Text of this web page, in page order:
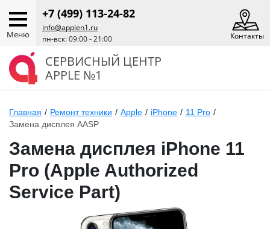
Меню
+7 (499) 113-24-82
info@applen1.ru
пн-вск: 09:00 - 21:00
Контакты
СЕРВИСНЫЙ ЦЕНТР
APPLE №1
Главная / Ремонт техники / Apple / iPhone / 11 Pro /
Замена дисплея AASP
Замена дисплея iPhone 11
Pro (Apple Authorized
Service Part)